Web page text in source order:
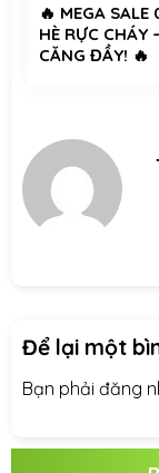
🔥 MEGA SALE
HÈ RỰC CHÁY
CĂNG ĐẦY! 🔥
Để lại một
Bạn phải đăng